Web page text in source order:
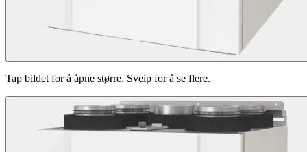
Tap bildet for å åpne større. Sveip for å se flere.